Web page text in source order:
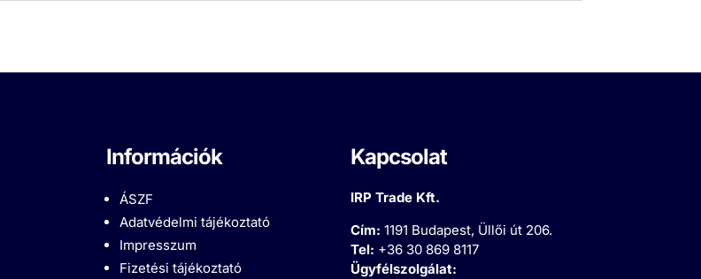
Információk
ÁSZF
Adatvédelmi tájékoztató
Impresszum
Fizetési tájékoztató
Kapcsolat
IRP Trade Kft.
Cím: 1191 Budapest, Üllői út 206.
Tel: +36 30 869 8117
Ügyfélszolgálat: